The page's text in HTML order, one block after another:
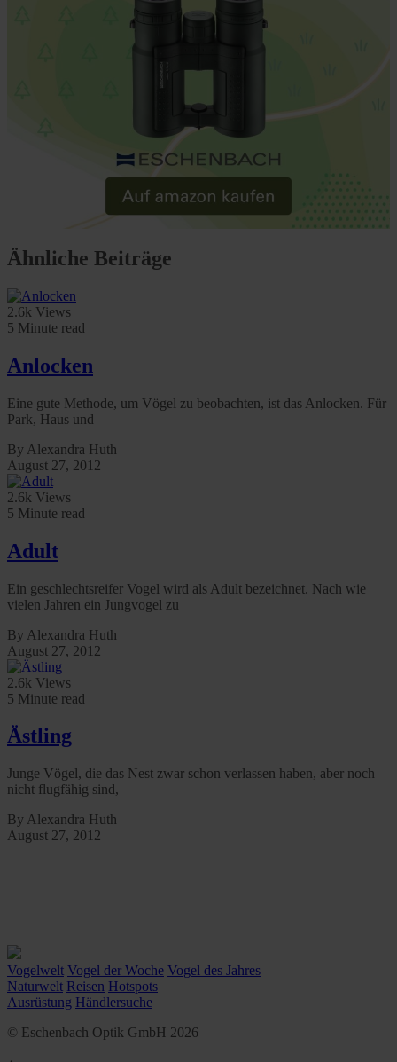
Ähnliche Beiträge
2.6k Views
5 Minute read
Anlocken
Eine gute Methode, um Vögel zu beobachten, ist das Anlocken. Für
Park, Haus und
By Alexandra Huth
August 27, 2012
2.6k Views
5 Minute read
Adult
Ein geschlechtsreifer Vogel wird als Adult bezeichnet. Nach wie
vielen Jahren ein Jungvogel zu
By Alexandra Huth
August 27, 2012
2.6k Views
5 Minute read
Ästling
Junge Vögel, die das Nest zwar schon verlassen haben, aber noch
nicht flugfähig sind,
By Alexandra Huth
August 27, 2012
Vogelwelt Vogel der Woche Vogel des Jahres
Naturwelt Reisen Hotspots
Ausrüstung Händlersuche
© Eschenbach Optik GmbH 2026